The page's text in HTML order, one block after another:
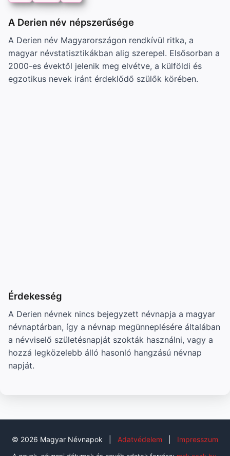
A Derien név népszerűsége
A Derien név Magyarországon rendkívül ritka, a
magyar névstatisztikákban alig szerepel. Elsősorban a
2000-es évektől jelenik meg elvétve, a külföldi és
egzotikus nevek iránt érdeklődő szülők körében.
Érdekesség
A Derien névnek nincs bejegyzett névnapja a magyar
névnaptárban, így a névnap megünneplésére általában
a névviselő születésnapját szokták használni, vagy a
hozzá legközelebb álló hasonló hangzású névnap
napját.
© 2026 Magyar Névnapok Adatvédelem Impresszum